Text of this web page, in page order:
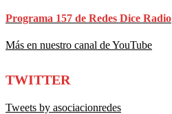
Programa 157 de Redes Dice Radio
Más en nuestro canal de YouTube
TWITTER
Tweets by asociacionredes